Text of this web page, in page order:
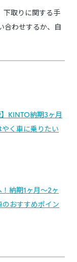
下取りに関する手
合わせするか、自